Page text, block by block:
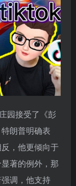
园接受了《彭
朗普明确表
，他更倾向于
著的例外，那
调，他支持